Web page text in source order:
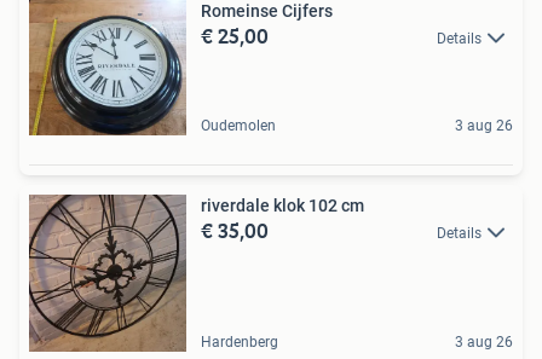
Romeinse Cijfers
€ 25,00 Details
Oudemolen 3 aug 26
riverdale klok 102 cm
€ 35,00 Details
Hardenberg 3 aug 26